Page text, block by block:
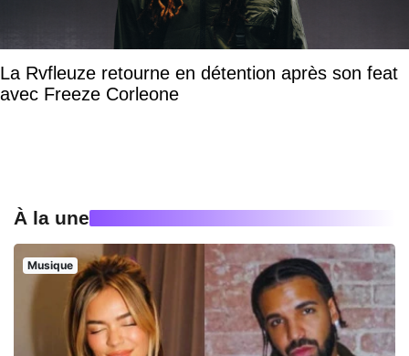
La Rvfleuze retourne en détention après son feat
avec Freeze Corleone
À la une
Musique